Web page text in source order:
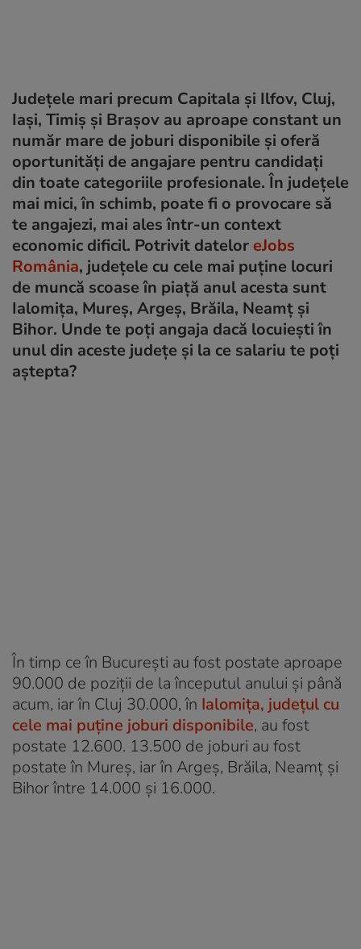
Județele mari precum Capitala și Ilfov, Cluj,
Iași, Timiș și Brașov au aproape constant un
număr mare de joburi disponibile și oferă
oportunități de angajare pentru candidați
din toate categoriile profesionale. În județele
mai mici, în schimb, poate fi o provocare să
te angajezi, mai ales într-un context
economic dificil. Potrivit dateloreJobs
România, județele cu cele mai puține locuri
de muncă scoase în piață anul acesta sunt
Ialomița, Mureș, Argeș, Brăila, Neamț și
Bihor. Unde te poți angaja dacă locuiești în
unul din aceste județe și la ce salariu te poți
aștepta?
În timp ce în București au fost postate aproape
90.000 de poziții de la începutul anului și până
acum, iar în Cluj 30.000, în Ialomița, județul cu
cele mai puține joburi disponibile, au fost
postate 12.600. 13.500 de joburi au fost
postate în Mureș, iar în Argeș, Brăila, Neamț și
Bihor între 14.000 și 16.000.